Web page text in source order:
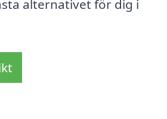
alternativet för dig i